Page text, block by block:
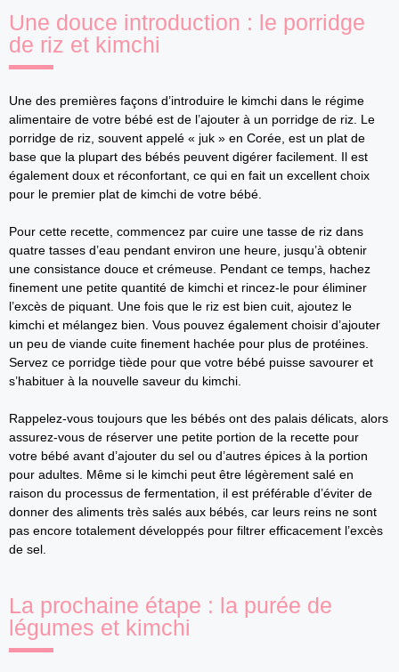
Une douce introduction : le porridge
de riz et kimchi
Une des premières façons d’introduire le kimchi dans le régime
alimentaire de votre bébé est de l’ajouter à un porridge de riz. Le
porridge de riz, souvent appelé « juk » en Corée, est un plat de
base que la plupart des bébés peuvent digérer facilement. Il est
également doux et réconfortant, ce qui en fait un excellent choix
pour le premier plat de kimchi de votre bébé.
Pour cette recette, commencez par cuire une tasse de riz dans
quatre tasses d’eau pendant environ une heure, jusqu’à obtenir
une consistance douce et crémeuse. Pendant ce temps, hachez
finement une petite quantité de kimchi et rincez-le pour éliminer
l’excès de piquant. Une fois que le riz est bien cuit, ajoutez le
kimchi et mélangez bien. Vous pouvez également choisir d’ajouter
un peu de viande cuite finement hachée pour plus de protéines.
Servez ce porridge tiède pour que votre bébé puisse savourer et
s’habituer à la nouvelle saveur du kimchi.
Rappelez-vous toujours que les bébés ont des palais délicats, alors
assurez-vous de réserver une petite portion de la recette pour
votre bébé avant d’ajouter du sel ou d’autres épices à la portion
pour adultes. Même si le kimchi peut être légèrement salé en
raison du processus de fermentation, il est préférable d’éviter de
donner des aliments très salés aux bébés, car leurs reins ne sont
pas encore totalement développés pour filtrer efficacement l’excès
de sel.
La prochaine étape : la purée de
légumes et kimchi